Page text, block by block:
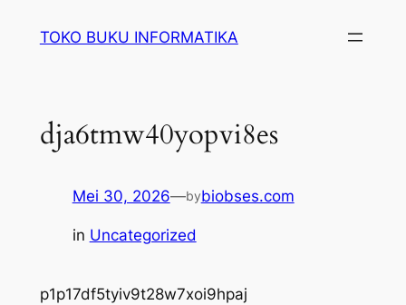
TOKO BUKU INFORMATIKA
dja6tmw40yopvi8es
Mei 30, 2026—bybiobses.com
in Uncategorized
p1p17df5tyiv9t28w7xoi9hpaj